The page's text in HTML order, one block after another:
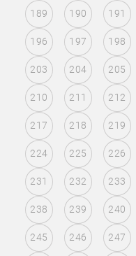
189 190 191
196 197 198
203 204 205
210 211 212
217 218 219
224 225 226
231 232 233
238 239 240
245 246 247